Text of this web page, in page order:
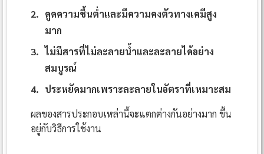
2. ดูดความชื้นต่ำและมีความคงตัวทางเคมีสูง
มาก
3. ไม่มีสารที่ไม่ละลายน้ำและละลายได้อย่าง
สมบูรณ์
4. ประหยัดมากเพราะละลายในอัตราที่เหมาะสม
ผลของสารประกอบเหล่านี้จะแตกต่างกันอย่างมาก ขึ้น
อยู่กับวิธีการใช้งาน